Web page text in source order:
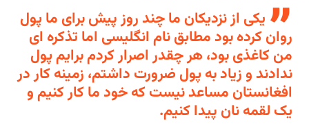
یکی از نزدیکان ما چند روز پیش برای ما پول
روان کرده بود مطابق نام انگلیسی اما تذکره ای
من کاغذی بود، هر چقدر اصرار کردم برایم پول
ندادند و زیاد به پول ضرورت داشتم، زمینه کار در
افغانستان مساعد نیست که خود ما کار کنیم و
یک لقمه نان پیدا کنیم.